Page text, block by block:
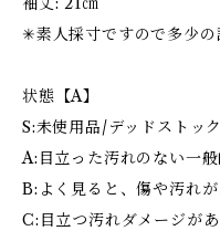
✳︎素人採寸ですので多少の
状態【A】
S:未使用品/デッドストック
A:目立った汚れのない一
B:よく見ると、傷や汚れ
C:目立つ汚れダメージが